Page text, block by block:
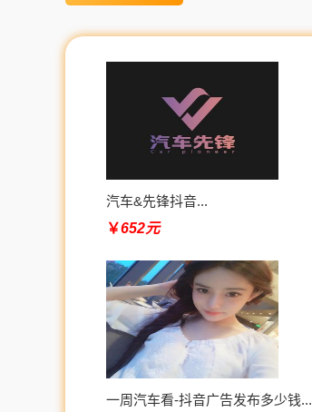
汽车&先锋抖音...
￥652元
一周汽车看-抖音广告发布多少钱...